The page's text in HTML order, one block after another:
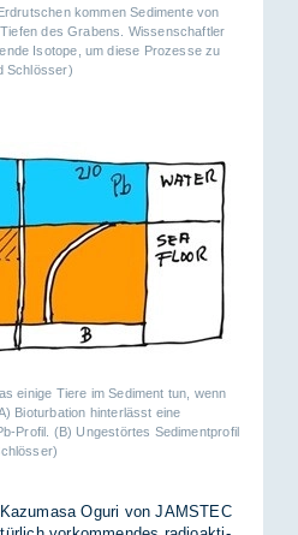
kommen Sedimente von
des Grabens. Wissenschaftler
Isotope, um diese Prozesse zu
Schlösser)
einige Tiere im Sediment tun, wenn
Bioturbation hinterlässt eine
Profil. (B) Ungestörtes Sedimentprofil
Ogu­ri von JAMS­TEC